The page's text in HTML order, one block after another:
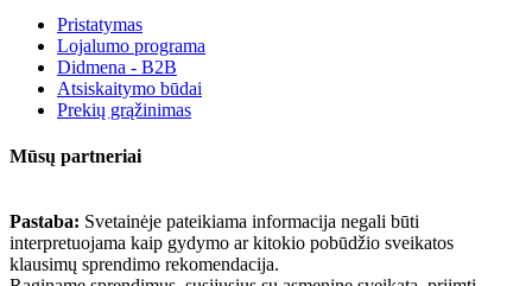
Pristatymas
Lojalumo programa
Didmena - B2B
Atsiskaitymo būdai
Prekių grąžinimas
Mūsų partneriai
Pastaba: Svetainėje pateikiama informacija negali būti
interpretuojama kaip gydymo ar kitokio pobūdžio sveikatos
klausimų sprendimo rekomendacija.